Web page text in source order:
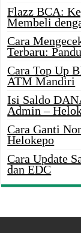
Flazz BCA:
Membeli
Cara
Terbaru:
Cara Top Up
ATM Mandiri
Isi Saldo
Admin –
Cara Ganti
Helokepo
Cara Update
dan EDC